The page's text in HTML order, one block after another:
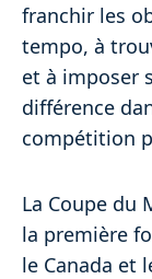
franchir les
tempo, à
et à imposer
différence
compétition
La Coupe du
la première
le Canada et